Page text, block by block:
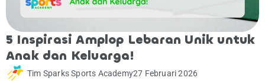
5 Inspirasi Amplop Lebaran Unik untuk
Anak dan Keluarga!
Tim Sparks Sports Academy27 Februari 2026